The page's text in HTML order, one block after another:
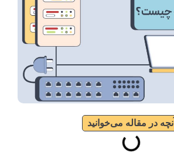
آنچه در مقاله می‌خوانید